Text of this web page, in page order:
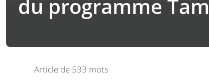
du programme
Article de 533 mots